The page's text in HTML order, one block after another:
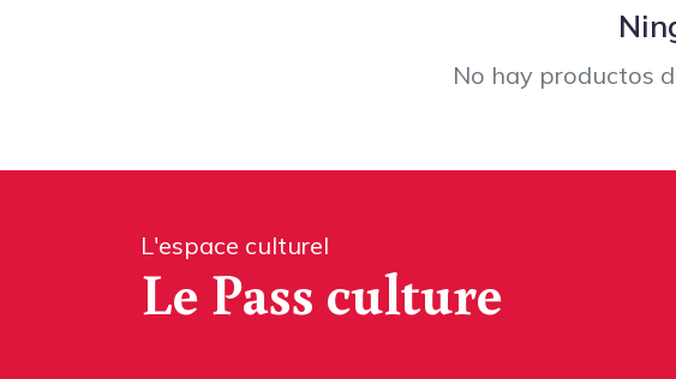
No hay productos
L'espace culturel
Le Pass culture